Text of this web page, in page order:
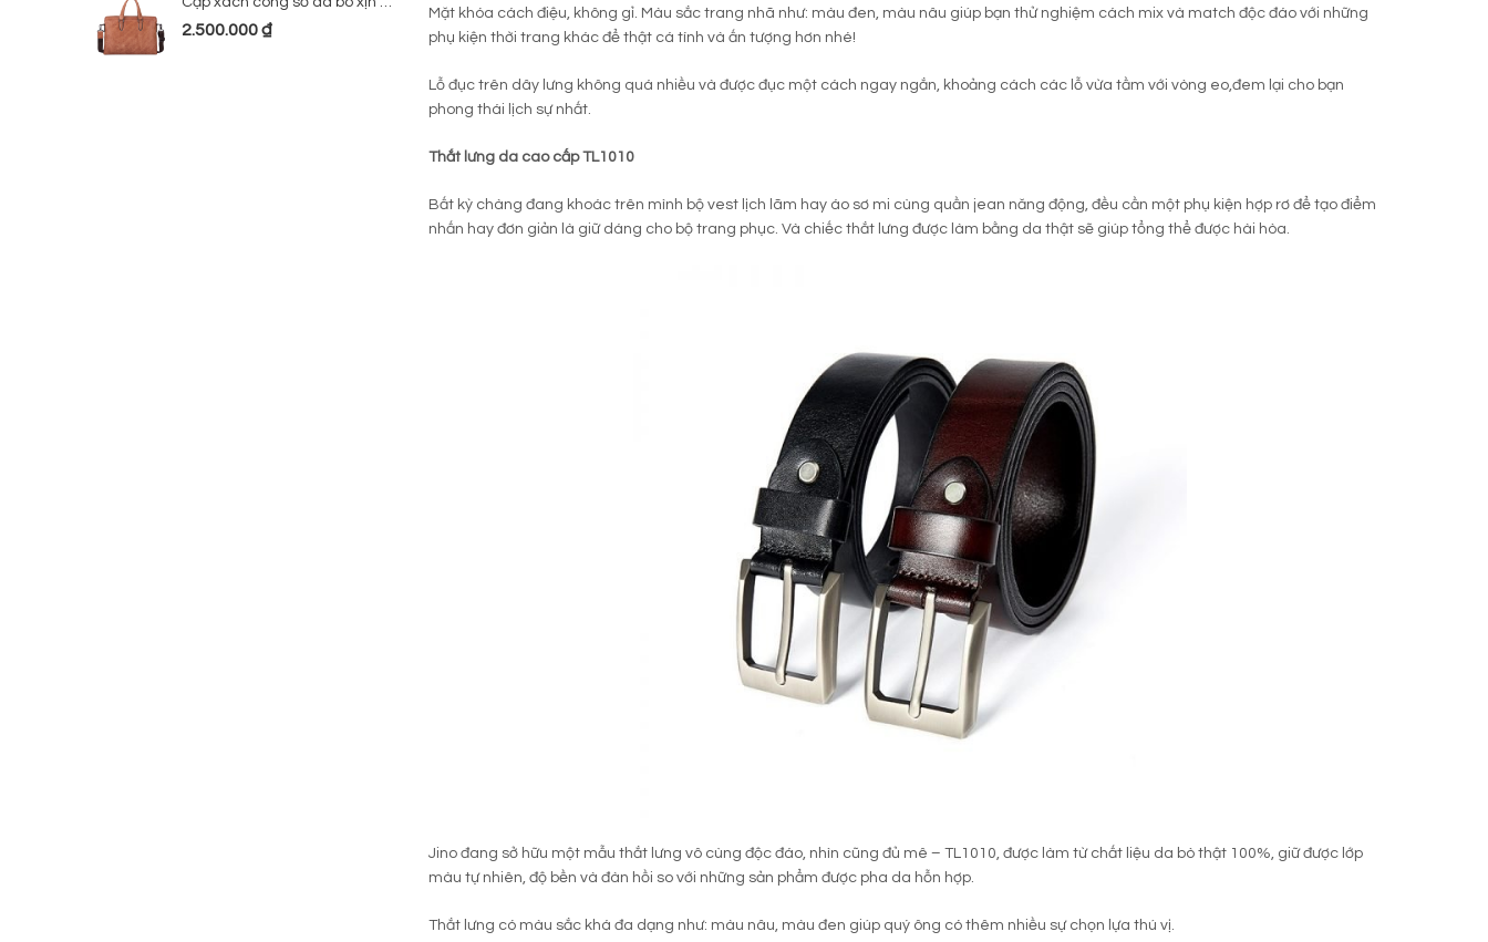
Mặt khóa cách điệu, không gỉ. Màu sắc trang nhã như: màu đen, màu nâu giúp bạn thử nghiệm cách mix và match độc đáo với những
phụ kiện thời trang khác để thật cá tính và ấn tượng hơn nhé!
Lỗ đục trên dây lưng không quá nhiều và được đục một cách ngay ngắn, khoảng cách các lỗ vừa tầm với vòng eo,đem lại cho bạn
phong thái lịch sự nhất.
Thắt lưng da cao cấp TL1010
Bất kỳ chàng đang khoác trên mình bộ vest lịch lãm hay áo sơ mi cùng quần jean năng động, đều cần một phụ kiện hợp rơ để tạo điểm
nhấn hay đơn giản là giữ dáng cho bộ trang phục. Và chiếc thắt lưng được làm bằng da thật sẽ giúp tổng thể được hài hòa.
Jino đang sở hữu một mẫu thắt lưng vô cùng độc đáo, nhìn cũng đủ mê – TL1010, được làm từ chất liệu da bò thật 100%, giữ được lớp
màu tự nhiên, độ bền và đàn hồi so với những sản phẩm được pha da hỗn hợp.
Thắt lưng có màu sắc khá đa dạng như: màu nâu, màu đen giúp quý ông có thêm nhiều sự chọn lựa thú vị.
2.500.000₫